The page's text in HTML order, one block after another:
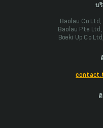
บ
Baolau Co
Baolau Pte
Boeki Up Co